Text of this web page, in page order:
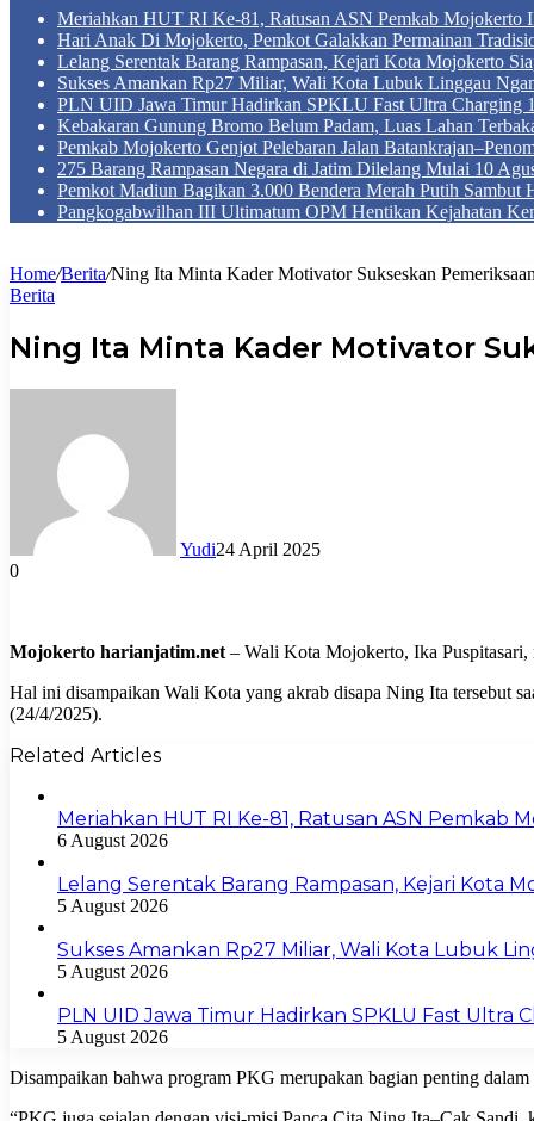
Meriahkan HUT RI Ke-81, Ratusan ASN Pemkab Mojokerto
Hari Anak Di Mojokerto, Pemkot Galakkan Permainan
Lelang Serentak Barang Rampasan, Kejari Kota Mojokerto
Sukses Amankan Rp27 Miliar, Wali Kota Lubuk Linggau
PLN UID Jawa Timur Hadirkan SPKLU Fast Ultra Charging
Kebakaran Gunung Bromo Belum Padam, Luas Lahan
Pemkab Mojokerto Genjot Pelebaran Jalan
275 Barang Rampasan Negara di Jatim Dilelang Mulai 10
Pemkot Madiun Bagikan 3.000 Bendera Merah Putih Sambut
Pangkogabwilhan III Ultimatum OPM Hentikan Kejahatan
Home/Berita/Ning Ita Minta Kader Motivator Sukseskan
Berita
Ning Ita Minta Kader Motivator
Yudi24 April 2025
0
Mojokerto harianjatim.net – Wali Kota Mojokerto, Ika Puspitasari,
Hal ini disampaikan Wali Kota yang akrab disapa Ning Ita tersebut
(24/4/2025).
Related Articles
Meriahkan HUT RI Ke-81, Ratusan ASN Pemkab
6 August 2026
Lelang Serentak Barang Rampasan, Kejari Kota
5 August 2026
Sukses Amankan Rp27 Miliar, Wali Kota Lubuk
5 August 2026
PLN UID Jawa Timur Hadirkan SPKLU Fast Ultra
5 August 2026
Disampaikan bahwa program PKG merupakan bagian penting